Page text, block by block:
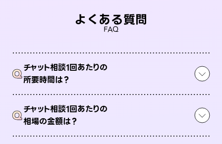
よくある質問
FAQ
Qチャット相談1回あたりの
所要時間は？
Qチャット相談1回あたりの
相場の金額は？